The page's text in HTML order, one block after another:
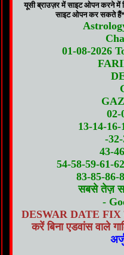
यूसी ब्राउज़र में साइट ओपन करने
साइट ओपन कर सकते
01-08-2026
02-
13-14-
-
43-
54-58-59-61-
83-85-86-
सबसे तेज़
-
DESWAR DATE FIX
करें बिना एडवांस वाले